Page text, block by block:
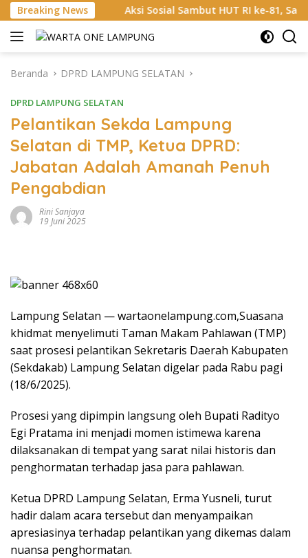
Langsung
ke
konten
Breaking NewsAksi Sosial Sambut HUT RI ke-81, Satlantas Polres
Beranda DPRD LAMPUNG SELATAN
DPRD LAMPUNG SELATAN
Pelantikan Sekda Lampung
Selatan di TMP, Ketua DPRD:
Jabatan Adalah Amanah Penuh
Pengabdian
Rini Sanjaya
19 Juni 2025
Lampung Selatan — wartaonelampung.com,Suasana
khidmat menyelimuti Taman Makam Pahlawan (TMP)
saat prosesi pelantikan Sekretaris Daerah Kabupaten
(Sekdakab) Lampung Selatan digelar pada Rabu pagi
(18/6/2025).
Prosesi yang dipimpin langsung oleh Bupati Radityo
Egi Pratama ini menjadi momen istimewa karena
dilaksanakan di tempat yang sarat nilai historis dan
penghormatan terhadap jasa para pahlawan.
Ketua DPRD Lampung Selatan, Erma Yusneli, turut
hadir dalam acara tersebut dan menyampaikan
apresiasinya terhadap pelantikan yang dikemas dalam
nuansa penghormatan.